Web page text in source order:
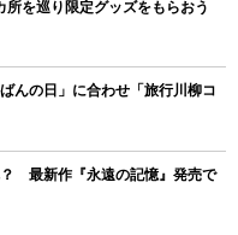
を巡り限定グッズをもらおう
んの日」に合わせ「旅行川柳コ
最新作『永遠の記憶』発売で